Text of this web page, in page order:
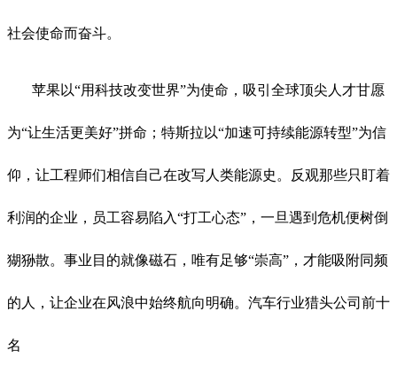
社会使命而奋斗。
苹果以“用科技改变世界”为使命，吸引全球顶尖人才甘愿
为“让生活更美好”拼命；特斯拉以“加速可持续能源转型”为信
仰，让工程师们相信自己在改写人类能源史。反观那些只盯着
利润的企业，员工容易陷入“打工心态”，一旦遇到危机便树倒
猢狲散。事业目的就像磁石，唯有足够“崇高”，才能吸附同频
的人，让企业在风浪中始终航向明确。汽车行业猎头公司前十
名